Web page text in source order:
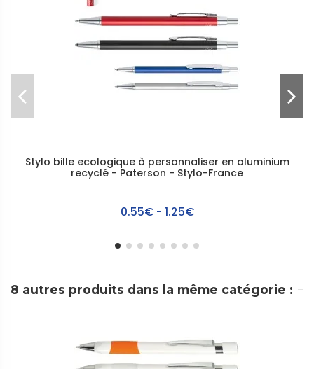
Stylo bille ecologique à personnaliser en aluminium
recyclé - Paterson - Stylo-France
0.55€ - 1.25€
8 autres produits dans la même catégorie :